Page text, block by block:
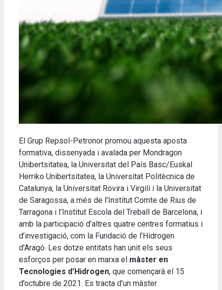
El Grup Repsol-Petronor promou aquesta aposta
formativa, dissenyada i avalada per Mondragon
Unibertsitatea, la Universitat del País Basc/Euskal
Herriko Unibertsitatea, la Universitat Politècnica de
Catalunya, la Universitat Rovira i Virgili i la Universitat
de Saragossa, a més de l’Institut Comte de Rius de
Tarragona i l’Institut Escola del Treball de Barcelona, i
amb la participació d’altres quatre centres formatius i
d’investigació, com la Fundació de l’Hidrogen
d’Aragó. Les dotze entitats han unit els seus
esforços per posar en marxa el màster en
Tecnologies d’Hidrogen, que començarà el 15
d’octubre de 2021. Es tracta d’un màster